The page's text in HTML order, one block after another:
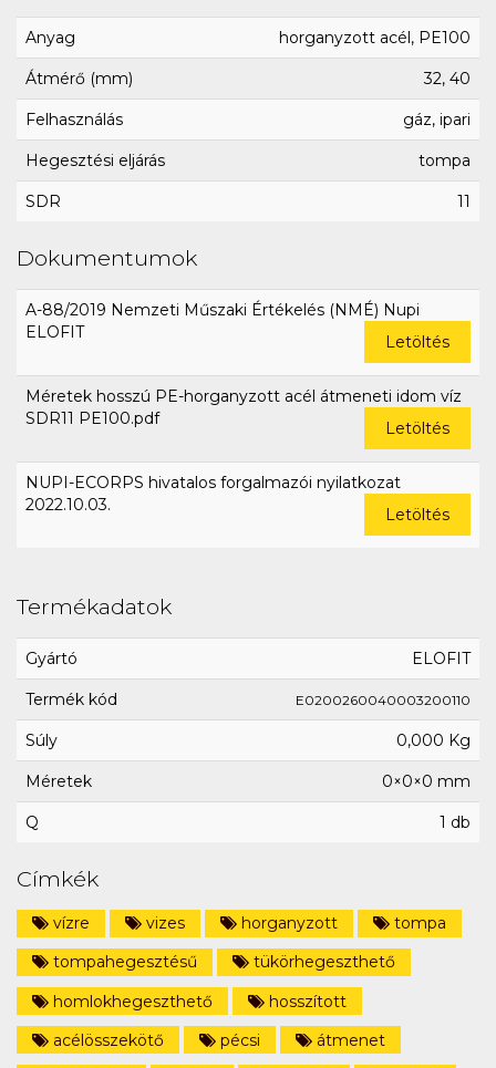
Anyag horganyzott acél, PE100
Átmérő (mm) 32, 40
Felhasználás gáz, ipari
Hegesztési eljárás tompa
SDR 11
Dokumentumok
A-88/2019 Nemzeti Műszaki Értékelés (NMÉ) Nupi
ELOFIT
Letöltés
Méretek hosszú PE-horganyzott acél átmeneti idom víz
SDR11 PE100.pdf
Letöltés
NUPI-ECORPS hivatalos forgalmazói nyilatkozat
2022.10.03.
Letöltés
Termékadatok
Gyártó ELOFIT
Termék kód E0200260040003200110
Súly 0,000 Kg
Méretek 0×0×0 mm
Q 1 db
Címkék
vízre vizes horganyzott
tompa
tompahegesztésű
tükörhegeszthető
homlokhegeszthető
hosszított
acélösszekötő
pécsi
átmenet